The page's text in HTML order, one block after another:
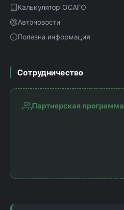
Калькулятор ОСАГО
Автоновости
Полезна информация
Сотрудничество
Партнерская программа